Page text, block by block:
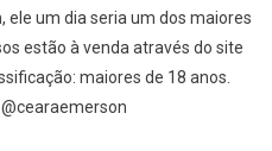
um dia seria um dos maiores
estão à venda através do site
maiores de 18 anos.